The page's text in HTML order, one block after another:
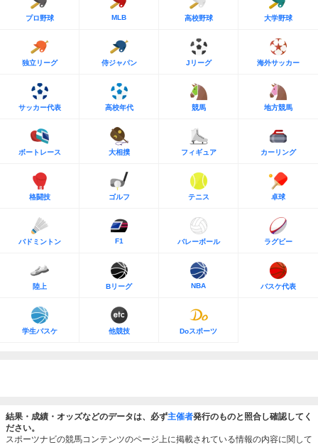
プロ野球 MLB 高校野球 大学野球
独立リーグ 侍ジャパン Jリーグ 海外サッカー
サッカー代表 高校年代 競馬 地方競馬
ボートレース 大相撲 フィギュア カーリング
格闘技 ゴルフ テニス 卓球
バドミントン F1 バレーボール ラグビー
陸上 Bリーグ NBA バスケ代表
学生バスケ 他競技 Doスポーツ
結果・成績・オッズなどのデータは、必ず主催者発行のものと照合し確認してく
ださい。
スポーツナビの競馬コンテンツのページ上に掲載されている情報の内容に関して